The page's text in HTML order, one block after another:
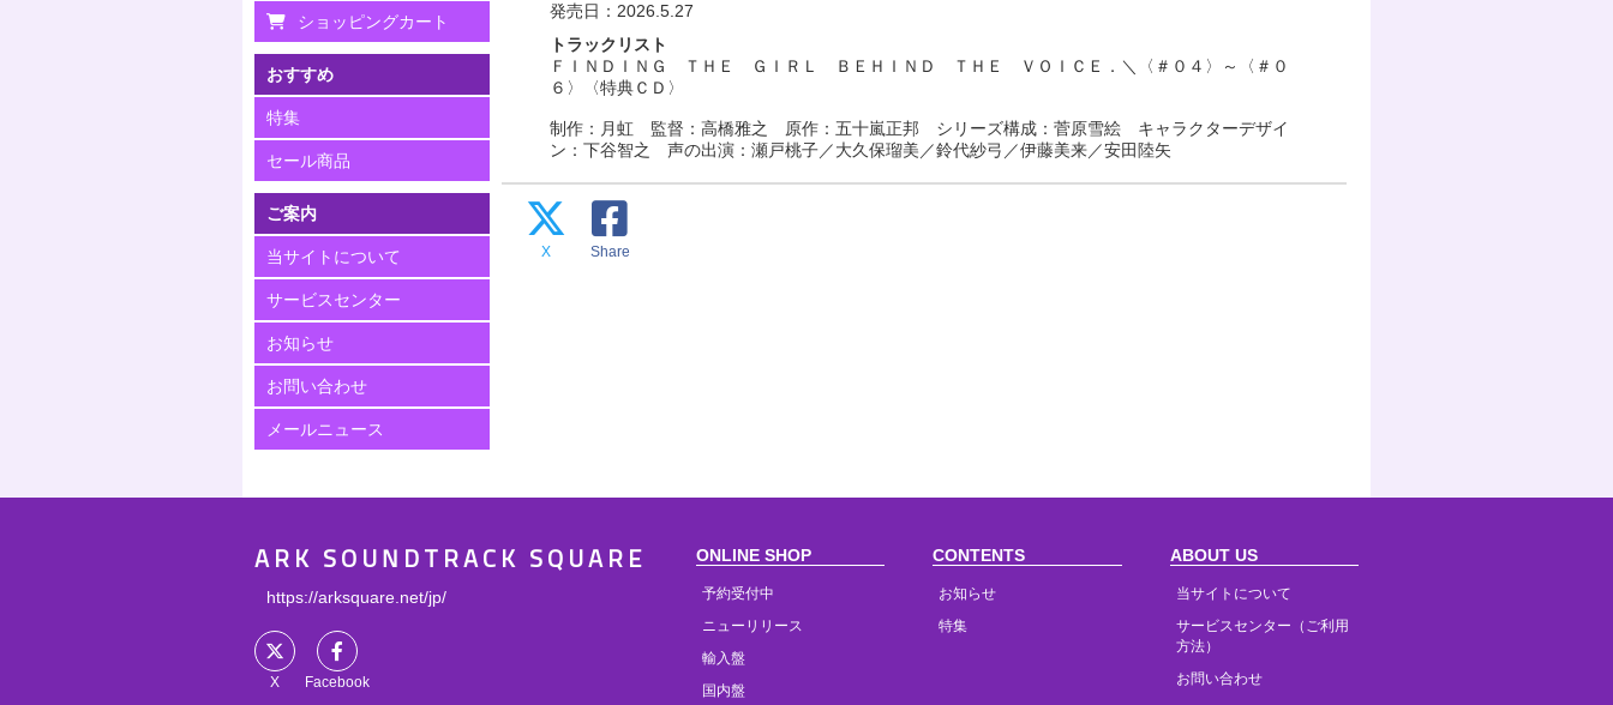
ショッピングカート
おすすめ
特集
セール商品
ご案内
当サイトについて
サービスセンター
お知らせ
お問い合わせ
メールニュース
発売日：2026.5.27
トラックリスト
ＦＩＮＤＩＮＧ ＴＨＥ ＧＩＲＬ ＢＥＨＩＮＤ ＴＨＥ ＶＯＩＣＥ．＼〈＃０４〉～〈＃０
６〉〈特典ＣＤ〉
制作：月虹 監督：高橋雅之 原作：五十嵐正邦 シリーズ構成：菅原雪絵 キャラクターデザイ
ン：下谷智之 声の出演：瀬戸桃子／大久保瑠美／鈴代紗弓／伊藤美来／安田陸矢
X Share
ARK SOUNDTRACK SQUARE
https://arksquare.net/jp/
X Facebook
ONLINE SHOP
予約受付中
ニューリリース
輸入盤
国内盤
CONTENTS
お知らせ
特集
ABOUT US
当サイトについて
サービスセンター（ご利用
方法）
お問い合わせ